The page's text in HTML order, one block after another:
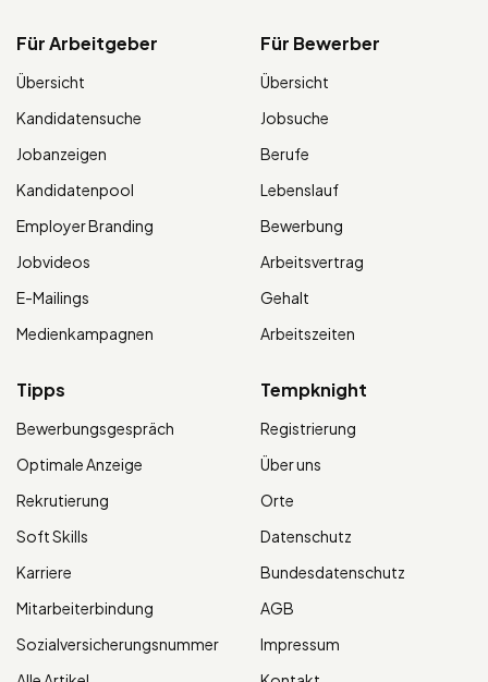
Für Arbeitgeber
Übersicht
Kandidatensuche
Jobanzeigen
Kandidatenpool
Employer Branding
Jobvideos
E-Mailings
Medienkampagnen
Für Bewerber
Übersicht
Jobsuche
Berufe
Lebenslauf
Bewerbung
Arbeitsvertrag
Gehalt
Arbeitszeiten
Tipps
Bewerbungsgespräch
Optimale Anzeige
Rekrutierung
Soft Skills
Karriere
Mitarbeiterbindung
Sozialversicherungsnummer
Tempknight
Registrierung
Über uns
Orte
Datenschutz
Bundesdatenschutz
AGB
Impressum